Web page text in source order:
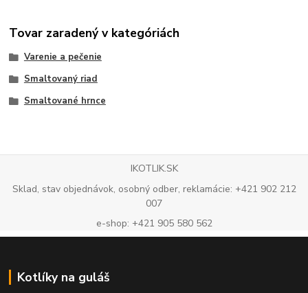
Tovar zaradený v kategóriách
Varenie a pečenie
Smaltovaný riad
Smaltované hrnce
IKOTLIK.SK
Sklad, stav objednávok, osobný odber, reklamácie: +421 902 212
007
e-shop: +421 905 580 562
Kotlíky na guláš